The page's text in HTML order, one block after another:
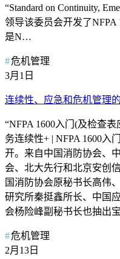
“Standard on Continuity,
领导该委员会开发了NFPA
是N…
危机管理
3月1日
连续性、应急和危机管理
“NFPA 1600入门(及检查
务连续性+ | NFPA 1600入
开。来自中国消防协会、
会、北大先行和北京安创
国消防协会原秘书长高伟
研究所秦挺鑫所长、中国
会杨险峰副秘书长也抽出
危机管理
2月13日